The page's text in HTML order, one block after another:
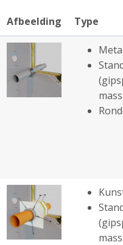
Afbeelding Type